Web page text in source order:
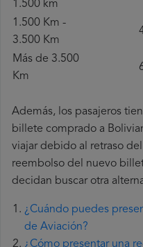
1.500 km
1.500 Km -
3.500 Km
Más de 3.500
Km
Además, los pasajeros
billete comprado a
viajar debido al retraso
reembolso del nuevo
decidan buscar otra
¿Cuándo puedes
de Aviación?
¿Cómo presentar una